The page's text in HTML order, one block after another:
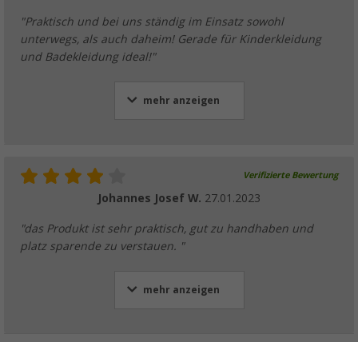
"Praktisch und bei uns ständig im Einsatz sowohl
unterwegs, als auch daheim! Gerade für Kinderkleidung
und Badekleidung ideal!"
mehr anzeigen
Verifizierte Bewertung
Johannes Josef W. 27.01.2023
"das Produkt ist sehr praktisch, gut zu handhaben und
platz sparende zu verstauen. "
mehr anzeigen